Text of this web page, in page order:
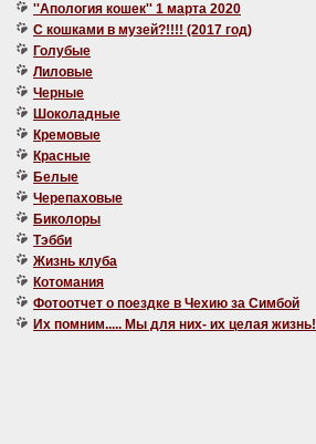
''Апология кошек'' 1 марта 2020
C кошками в музей?!!!! (2017 год)
Голубые
Лиловые
Черные
Шоколадные
Кремовые
Красные
Белые
Черепаховые
Биколоры
Тэбби
Жизнь клуба
Котомания
Фотоотчет о поездке в Чехию за Симбой
Их помним..... Мы для них- их целая жизнь!